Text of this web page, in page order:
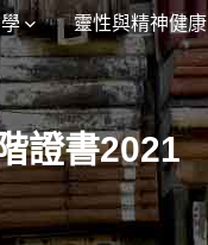
靈性與精神健康
證書2021